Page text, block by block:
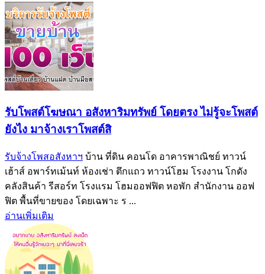
รับโพสต์โฆษณา อสังหาริมทรัพย์ โดยตรง ไม่รู้จะโพสต์
ยังไง มาจ้างเราโพสต์สิ
รับจ้างโพสอสังหาฯ บ้าน ที่ดิน คอนโด อาคารพาณิชย์ ทาวน์
เฮ้าส์ อพาร์ทเม้นท์ ห้องเช่า ตึกแถว ทาวน์โฮม โรงงาน โกดัง
คลังสินค้า รีสอร์ท โรงแรม โฮมออฟฟิต หอพัก สำนักงาน ออฟ
ฟิต พื้นที่ขายของ โดยเฉพาะ ร ...
อ่านเพิ่มเติม